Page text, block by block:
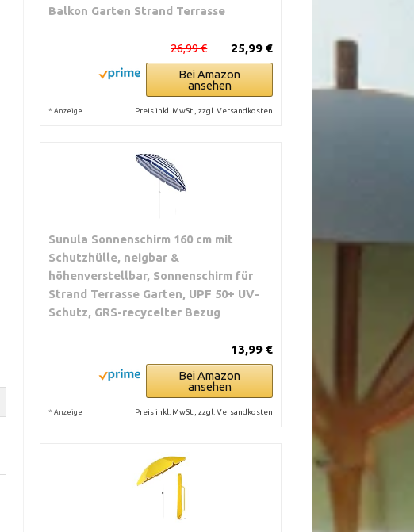
Balkon Garten Strand Terrasse
25,99 €
26,99 €
Bei Amazon
ansehen
* Anzeige Preis inkl. MwSt., zzgl. Versandkosten
Sunula Sonnenschirm 160 cm mit
Schutzhülle, neigbar &
höhenverstellbar, Sonnenschirm für
Strand Terrasse Garten, UPF 50+ UV-
Schutz, GRS-recycelter Bezug
13,99 €
Bei Amazon
ansehen
* Anzeige Preis inkl. MwSt., zzgl. Versandkosten